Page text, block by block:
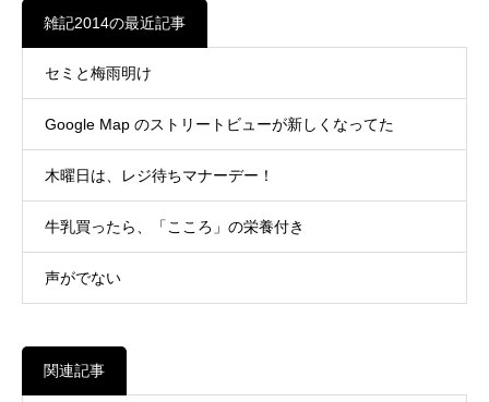
雑記2014の最近記事
セミと梅雨明け
Google Map のストリートビューが新しくなってた
木曜日は、レジ待ちマナーデー！
牛乳買ったら、「こころ」の栄養付き
声がでない
関連記事